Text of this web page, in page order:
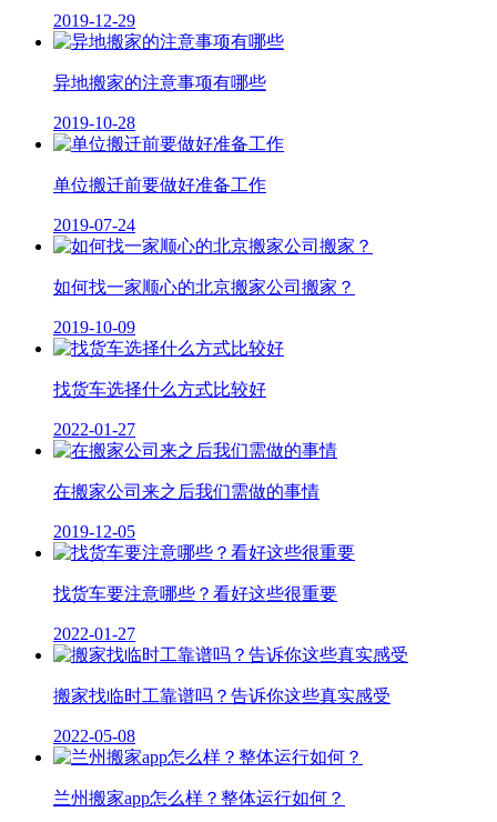
2019-12-29
异地搬家的注意事项有哪些
2019-10-28
单位搬迁前要做好准备工作
2019-07-24
如何找一家顺心的北京搬家公司搬家？
2019-10-09
找货车选择什么方式比较好
2022-01-27
在搬家公司来之后我们需做的事情
2019-12-05
找货车要注意哪些？看好这些很重要
2022-01-27
搬家找临时工靠谱吗？告诉你这些真实感受
2022-05-08
兰州搬家app怎么样？整体运行如何？